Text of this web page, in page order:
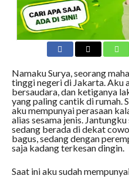
Namaku Surya, seorang
tinggi negeri di Jakarta. Aku
bersaudara, dan ketiganya
yang paling cantik di rumah.
aku mempunyai perasaan
alias sesama jenis.
sedang berada di dekat
bagus, sedang dengan
saja kadang terkesan dingin.
Saat ini aku sudah